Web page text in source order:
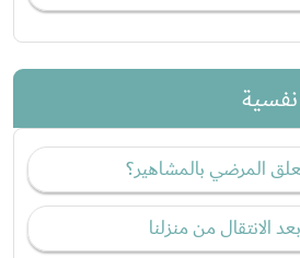
المرضي بالمشاهير؟
الانتقال من منزلنا